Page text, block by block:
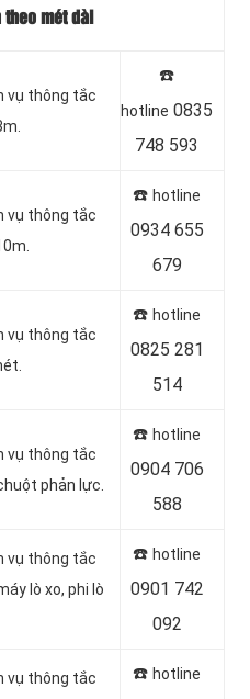
theo mét dài
vụ thông tắc
☎️
hotline 0835
748 593
vụ thông tắc
☎️ hotline
0934 655
679
vụ thông tắc
☎️ hotline
0825 281
514
vụ thông tắc
phản lực.
☎️ hotline
0904 706
588
vụ thông tắc
lò xo, phi lò
☎️ hotline
0901 742
092
vụ thông tắc
☎️ hotline